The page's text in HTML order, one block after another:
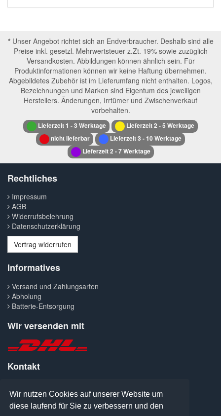
Wir nutzen Cookies auf unserer Website um
diese laufend für Sie zu verbessern und den
*Unser Angebot richtet sich an Endverbraucher. Deshalb sind alle
Preise inkl. gesetzl. Mehrwertsteuer z.Zt. 19% sowie zuzüglich
Versandkosten. Abbildungen können ähnlich sein. Für
Produktinformationen können wir keine Haftung übernehmen.
Abgebildetes Zubehör ist im Lieferumfang nicht enthalten. Logos,
Bezeichnungen und Marken sind Eigentum des jeweiligen
Herstellers. Änderungen, Irrtümer und Zwischenverkauf
vorbehalten.
Lieferzeit 1 - 3 Werktage
Lieferzeit 2 - 5 Werktage
nicht lieferbar
Lieferzeit 3 - 10 Werktage
Lieferzeit 2 - 7 Werktage
Rechtliches
Impressum
AGB
Widerrufsbelehrung
Datenschutzerklärung
Vertrag widerrufen
Informatives
Versand und Zahlungsarten
Abholung
Batterie-Entsorgung
Wir versenden mit
Kontakt
Fax: 0371-413041
E-Mail: welcome@pcanymore.de